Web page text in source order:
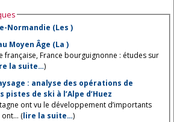
Normandie (Les )
Moyen Âge (La )
française, France bourguignonne : études sur
la suite…)
: analyse des opérations de
de ski à l’Alpe d’Huez
ont vu le développement d’importants
(lire la suite…)